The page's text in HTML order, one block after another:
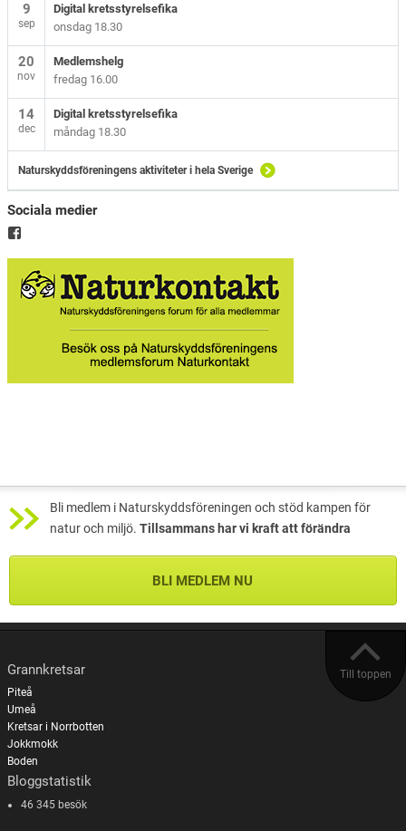
9
sep
Digital kretsstyrelsefika
onsdag 18.30
20
nov
Medlemshelg
fredag 16.00
14
dec
Digital kretsstyrelsefika
måndag 18.30
Naturskyddsföreningens aktiviteter i hela Sverige
Sociala medier
Bli medlem i Naturskyddsföreningen och stöd kampen för
natur och miljö. Tillsammans har vi kraft att förändra
BLI MEDLEM NU
Till toppen
Grannkretsar
Piteå
Umeå
Kretsar i Norrbotten
Jokkmokk
Boden
Bloggstatistik
46 345 besök